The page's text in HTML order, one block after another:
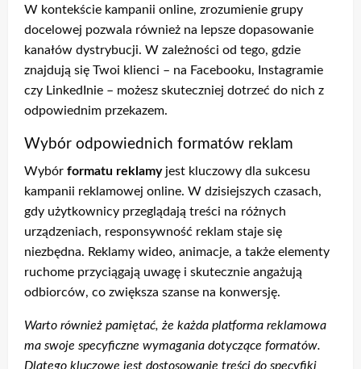
W kontekście kampanii online, zrozumienie grupy
docelowej pozwala również na lepsze dopasowanie
kanałów dystrybucji. W zależności od tego, gdzie
znajdują się Twoi klienci – na Facebooku, Instagramie
czy LinkedInie – możesz skuteczniej dotrzeć do nich z
odpowiednim przekazem.
Wybór odpowiednich formatów reklam
Wybór formatu reklamyjest kluczowy dla sukcesu
kampanii reklamowej online. W dzisiejszych czasach,
gdy użytkownicy przeglądają treści na różnych
urządzeniach, responsywność reklam staje się
niezbędna. Reklamy wideo, animacje, a także elementy
ruchome przyciągają uwagę i skutecznie angażują
odbiorców, co zwiększa szanse na konwersję.
Warto również pamiętać, że każda platforma reklamowa
ma swoje specyficzne wymagania dotyczące formatów.
Dlatego kluczowe jest dostosowanie treści do specyfiki